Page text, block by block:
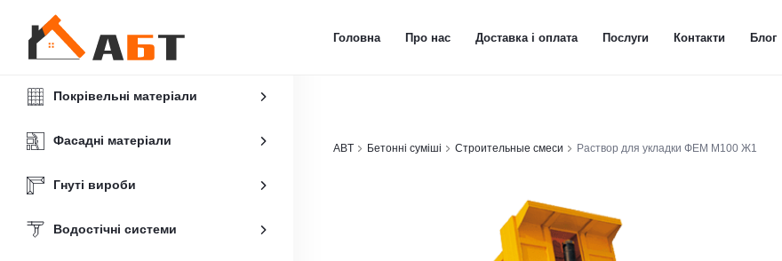
Головна Про нас Доставка і оплата Послуги Контакти Блог
Покрівельні матеріали
Фасадні матеріали
Гнуті вироби
Водостічні системи
ABT Бетонні суміші Строительные смеси Раствор для укладки ФЕМ М100 Ж1